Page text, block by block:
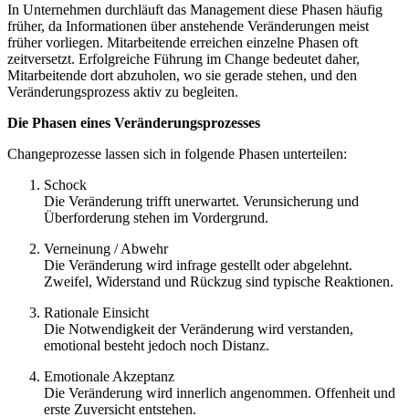
In Unternehmen durchläuft das Management diese Phasen häufig
früher, da Informationen über anstehende Veränderungen meist
früher vorliegen. Mitarbeitende erreichen einzelne Phasen oft
zeitversetzt. Erfolgreiche Führung im Change bedeutet daher,
Mitarbeitende dort abzuholen, wo sie gerade stehen, und den
Veränderungsprozess aktiv zu begleiten.
Die Phasen eines Veränderungsprozesses
Changeprozesse lassen sich in folgende Phasen unterteilen:
Schock
Die Veränderung trifft unerwartet. Verunsicherung und
Überforderung stehen im Vordergrund.
Verneinung / Abwehr
Die Veränderung wird infrage gestellt oder abgelehnt.
Zweifel, Widerstand und Rückzug sind typische Reaktionen.
Rationale Einsicht
Die Notwendigkeit der Veränderung wird verstanden,
emotional besteht jedoch noch Distanz.
Emotionale Akzeptanz
Die Veränderung wird innerlich angenommen. Offenheit und
erste Zuversicht entstehen.